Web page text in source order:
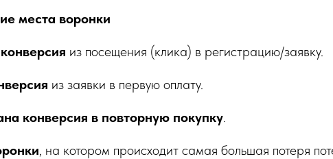
места воронки
из посещения (клика) в регистрацию/заявку.
из заявки в первую оплату.
конверсия в повторную покупку.
, на котором происходит самая большая потеря